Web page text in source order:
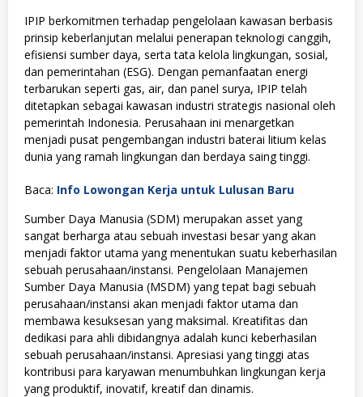
IPIP berkomitmen terhadap pengelolaan kawasan berbasis
prinsip keberlanjutan melalui penerapan teknologi canggih,
efisiensi sumber daya, serta tata kelola lingkungan, sosial,
dan pemerintahan (ESG). Dengan pemanfaatan energi
terbarukan seperti gas, air, dan panel surya, IPIP telah
ditetapkan sebagai kawasan industri strategis nasional oleh
pemerintah Indonesia. Perusahaan ini menargetkan
menjadi pusat pengembangan industri baterai litium kelas
dunia yang ramah lingkungan dan berdaya saing tinggi.
Baca: Info Lowongan Kerja untuk Lulusan Baru
Sumber Daya Manusia (SDM) merupakan asset yang
sangat berharga atau sebuah investasi besar yang akan
menjadi faktor utama yang menentukan suatu keberhasilan
sebuah perusahaan/instansi. Pengelolaan Manajemen
Sumber Daya Manusia (MSDM) yang tepat bagi sebuah
perusahaan/instansi akan menjadi faktor utama dan
membawa kesuksesan yang maksimal. Kreatifitas dan
dedikasi para ahli dibidangnya adalah kunci keberhasilan
sebuah perusahaan/instansi. Apresiasi yang tinggi atas
kontribusi para karyawan menumbuhkan lingkungan kerja
yang produktif, inovatif, kreatif dan dinamis.